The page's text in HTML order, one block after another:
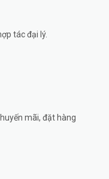
tác đại lý.
mãi, đặt hàng